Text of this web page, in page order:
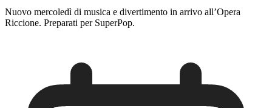
Nuovo mercoledì di musica e divertimento in arrivo all’Opera
Riccione. Preparati per SuperPop.